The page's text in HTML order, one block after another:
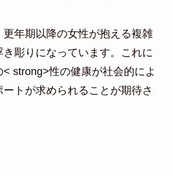
年期以降の女性が抱える複雑
彫りになっています。これに
strong>性の健康が社会的によ
ートが求められることが期待さ